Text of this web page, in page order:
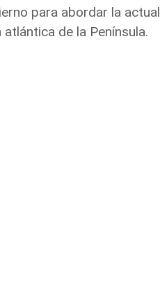
para abordar la actual
de la Península.